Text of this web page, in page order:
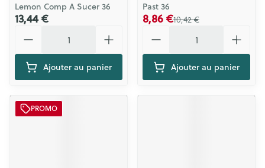
Lemon Comp A Sucer 36
13,44 €
Ajouter au panier
Past 36
10,42 €
8,86 €
Ajouter au panier
PROMO